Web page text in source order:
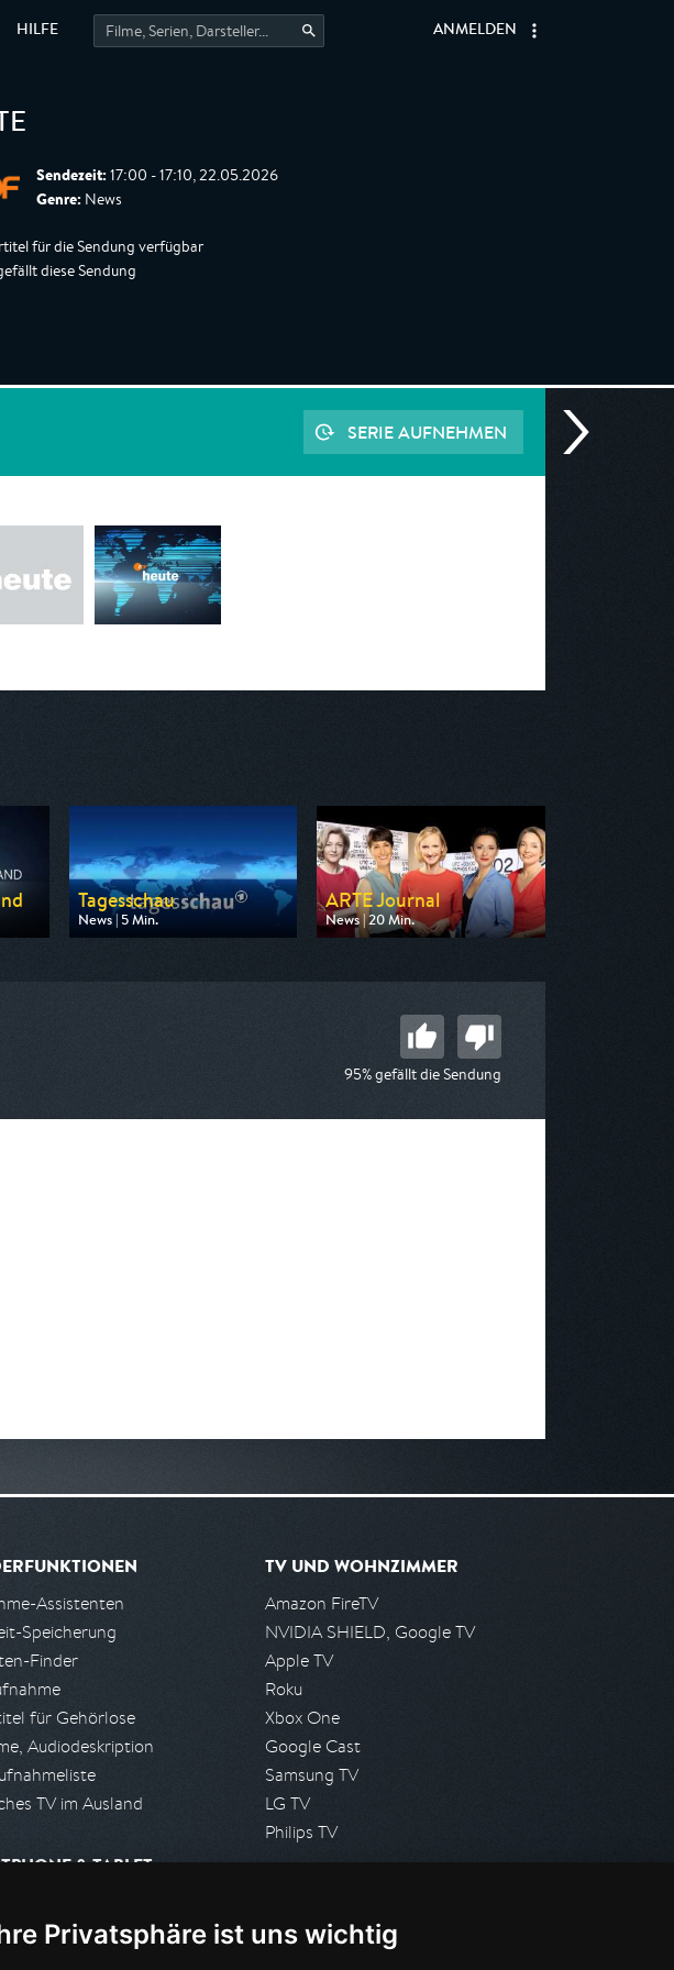
Privatsphäre ist uns wichtig
HILFE ANMELDEN
Sendezeit: 17:00 - 17:10, 22.05.2026
Genre: News
für die Sendung verfügbar
diese Sendung
SERIE AUFNEHMEN
Tagesschau
News | 5 Min.
Ausgestrahlt von ARD
ARTE Journal
News | 20 Min.
Ausgestrahlt von arte
95% gefällt die Sendung
Assistenten
Speicherung
Finder
für Gehörlose
Audiodeskription
TV im Ausland
& TABLET
App
TV UND WOHNZIMMER
Amazon FireTV
NVIDIA SHIELD, Google TV
Apple TV
Roku
Xbox One
Google Cast
Samsung TV
LG TV
Philips TV
Presseanfrage stellen